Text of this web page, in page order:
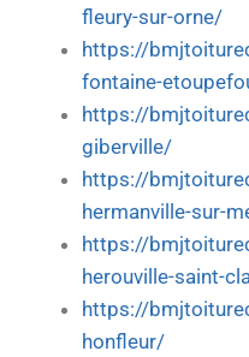
fleury-sur-orne/
https://
fontaine-
https://
giberville/
https://
hermanville-sur-
https://
herouville-saint-
https://
honfleur/